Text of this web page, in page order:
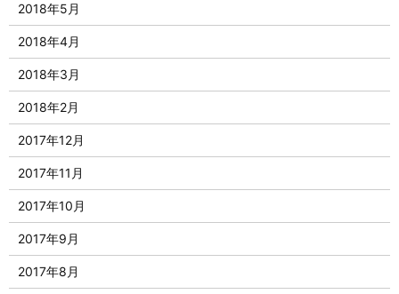
2018年5月
2018年4月
2018年3月
2018年2月
2017年12月
2017年11月
2017年10月
2017年9月
2017年8月